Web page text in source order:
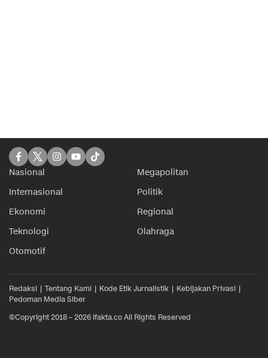
Nasional
Megapolitan
Internasional
Politik
Ekonomi
Regional
Teknologi
Olahraga
Otomotif
Redaksi Tentang Kami Kode Etik Jurnalistik
Kebijakan Privasi
Pedoman Media Siber
©Copyright 2018 – 2026 ifakta.co All Rights Reserved